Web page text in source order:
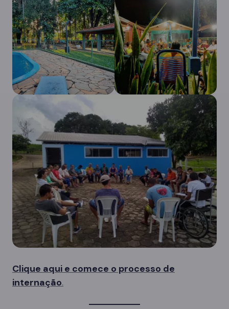
Clique aqui e comece o processo de
internação.